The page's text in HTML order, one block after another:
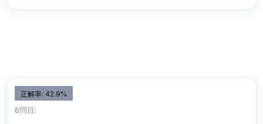
正解率: 42.9%
6問目: